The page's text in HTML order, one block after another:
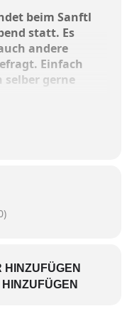
beim Sanftl
statt. Es
andere
Einfach
selber gerne
auch
Spiele-Ernst